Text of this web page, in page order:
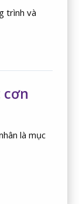
trình và
là mục